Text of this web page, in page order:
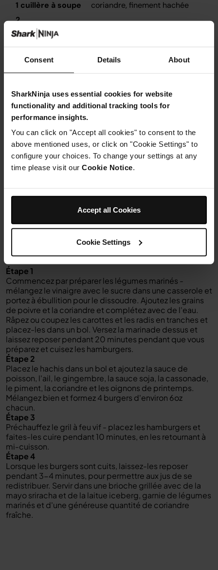
Consent Details About
SharkNinja uses essential cookies for website
functionality and additional tracking tools for
performance insights.
You can click on "Accept all cookies" to consent to the
above mentioned uses, or click on "Cookie Settings" to
configure your choices. To change your settings at any
time please visit our Cookie Notice.
Accept all Cookies
Cookie Settings
1 cuillère à soupe
coriandre, finement hachée
2
Laitue iceberg
mayo Sriracha pour servir
100g
radis
50ml
vinaigre de cidre
150ml
eau tiède
1 cuillère à soupe
sucre
5
grains de poivre
4-5
Étape 1
Commencez par préparer les légumes marinés -
mélangez le vinaigre avec le sucre dans une casserole et
portez à ébullition pour le dissoudre. Ajoutez les grains
de poivre et la coriandre et complétez avec de l'eau.
Râpez ou coupez les carottes et les radis en tranches et
placez-les dans un bol. Versez la marinade dessus et
laissez reposer pendant 20 minutes pendant que vous
préparez et cuisez les hamburgers.
Étape 2
Placez le hachis dans un bol et ajoutez la sauce de
poisson, l'ail, le gingembre, la sauce soja, la cassonade,
le piment, la coriandre et les oignons de printemps.
Mélangez bien et formez 4 burgers d'environ 6oz
chacun.
Étape 3
Préchauffez le gril à feu vif - placez les hamburgers et
faites-les cuire pendant 10 minutes, en les retournant à
mi-cuisson.
Étape 4
Lorsque les burgers sont cuits, laissez-les reposer
pendant 3-4 minutes, pour permettre aux jus de se
redistribuer. Servir dans une brioche grillée avec de la
mayo sriracha et de la laitue iceberg, garnie de légumes
marinés et d'une généreuse quantité de coriandre
fraîche.